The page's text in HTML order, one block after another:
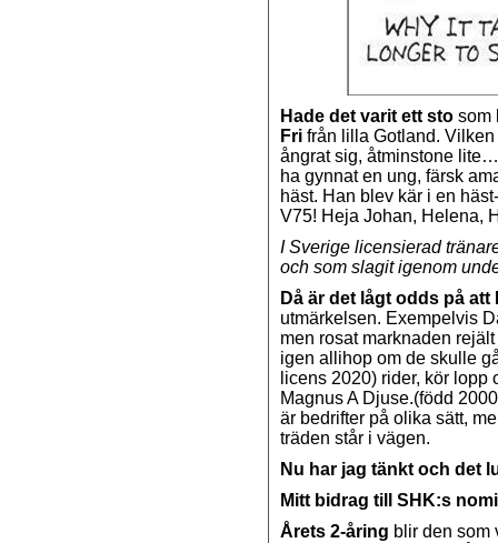
Hade det varit ett sto som
Fri från lilla Gotland.
ångrat sig, åtminstone
ha gynnat en ung, färsk
häst. Han blev kär i en
V75! Heja Johan, Helena,
I Sverige licensierad
och som slagit igenom
Då är det lågt odds på att
utmärkelsen. Exempelvis
men rosat marknaden
igen allihop om de skulle
licens 2020) rider, kör lopp
Magnus A Djuse.(född
är bedrifter på olika sätt,
träden står i vägen.
Nu har jag tänkt och det
Mitt bidrag till SHK:s
Årets 2-åring blir den som